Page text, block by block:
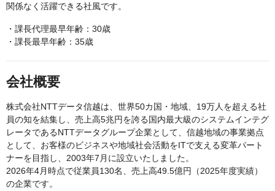
関係なく活躍できる社風です。
・課長代理最早年齢：30歳
・課長最早年齢：35歳
会社概要
株式会社NTTデータ信越は、世界50カ国・地域、19万人を超える社
員の知を結集し、売上高5兆円を誇る国内最大級のシステムインテグ
レータであるNTTデータグループ企業として、信越地域の事業拠点
として、お客様のビジネスや地域社会活動をITで支える変革パート
ナーを目指し、2003年7月に設立いたしました。
2026年4月時点で従業員130名、売上高49.5億円（2025年度実績）
の企業です。